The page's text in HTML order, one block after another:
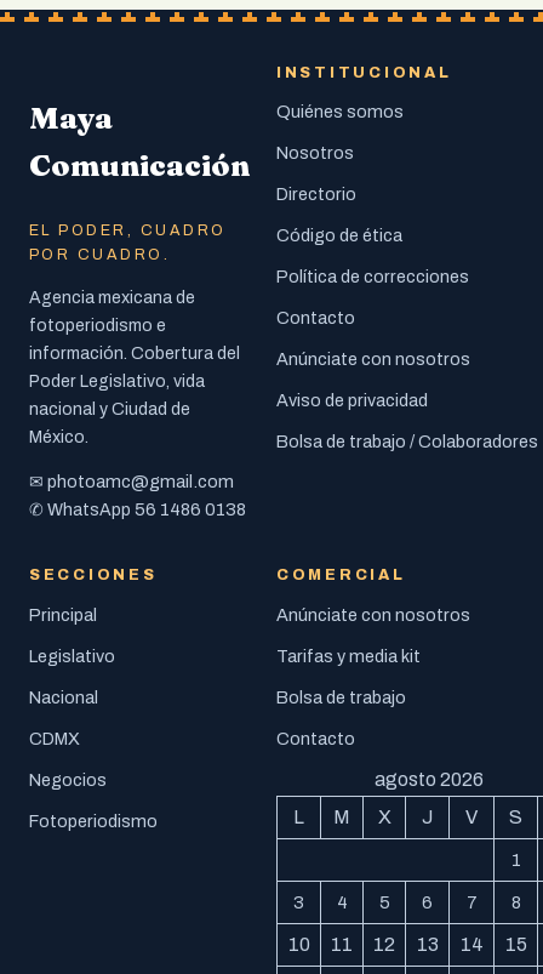
Maya
Comunicación
EL PODER, CUADRO
POR CUADRO.
Agencia mexicana de
fotoperiodismo e
información. Cobertura del
Poder Legislativo, vida
nacional y Ciudad de
México.
✉ photoamc@gmail.com
✆ WhatsApp 56 1486 0138
INSTITUCIONAL
Quiénes somos
Nosotros
Directorio
Código de ética
Política de correcciones
Contacto
Anúnciate con nosotros
Aviso de privacidad
Bolsa de trabajo / Colaboradores
SECCIONES
Principal
Legislativo
Nacional
CDMX
Negocios
Fotoperiodismo
COMERCIAL
Anúnciate con nosotros
Tarifas y media kit
Bolsa de trabajo
Contacto
agosto 2026
L
M X J V S
1
3 4 5 6 7 8
10 11 12 13 14 15